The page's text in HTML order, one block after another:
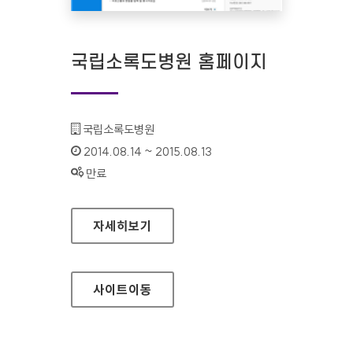
국립소록도병원 홈페이지
기관명 :
국립소록도병원
인증기간 :
2014.08.14 ~ 2015.08.13
상태 :
만료
국립소록도병원 홈페이지
자세히보기
사이트이동